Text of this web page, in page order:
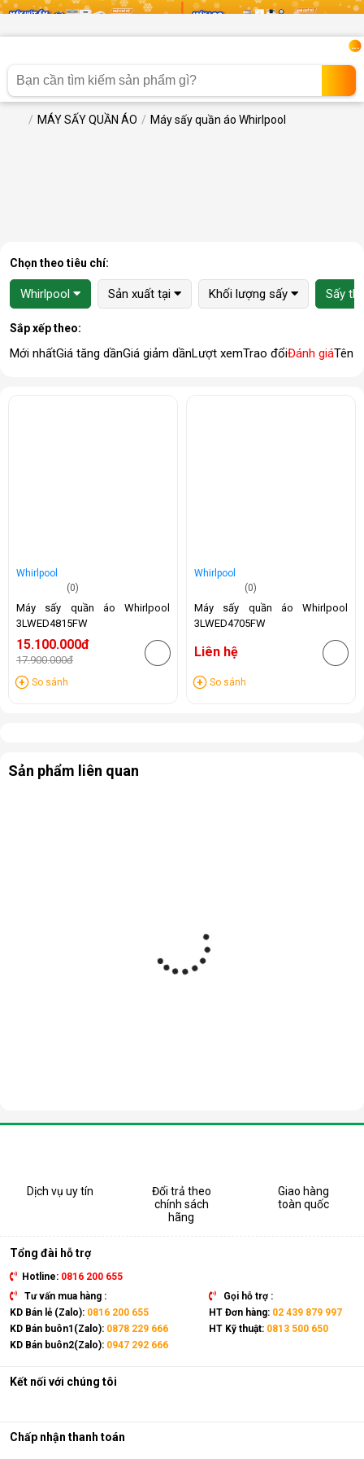
...
MÁY SẤY QUẦN ÁO Máy sấy quần áo Whirlpool
Chọn theo tiêu chí:
Whirlpool Sản xuất tại Khối lượng sấy Sấy
Sắp xếp theo:
Mới nhấtGiá tăng dầnGiá giảm dầnLượt xemTrao đổiĐánh giáTên
Whirlpool
(0)
Máy sấy quần áo Whirlpool
3LWED4815FW
15.100.000đ
17.900.000đ
So sánh
Whirlpool
(0)
Máy sấy quần áo Whirlpool
3LWED4705FW
Liên hệ
So sánh
Sản phẩm liên quan
Dịch vụ uy tín
Đổi trả theo
chính sách
hãng
Giao hàng
toàn quốc
Tổng đài hỗ trợ
Hotline: 0816 200 655
Tư vấn mua hàng :
KD Bán lẻ (Zalo): 0816 200 655
KD Bán buôn1(Zalo): 0878 229 666
KD Bán buôn2(Zalo): 0947 292 666
Gọi hỗ trợ :
HT Đơn hàng: 02 439 879 997
HT Kỹ thuật: 0813 500 650
Kết nối với chúng tôi
Chấp nhận thanh toán